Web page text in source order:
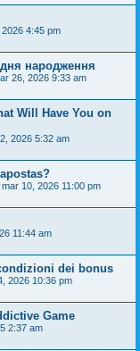
4:45 pm
дня народження
26, 2026 9:33 am
Will Have You on
2026 5:32 am
10, 2026 11:00 pm
11:44 am
dei bonus
2026 10:36 pm
Game
2:37 am